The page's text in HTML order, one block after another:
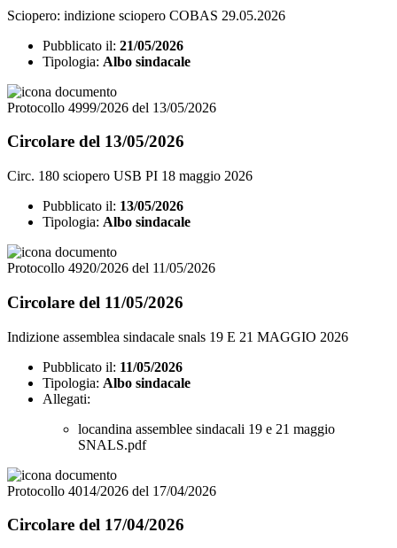
Sciopero: indizione sciopero COBAS 29.05.2026
Pubblicato il: 21/05/2026
Tipologia: Albo sindacale
Protocollo 4999/2026 del 13/05/2026
Circolare del 13/05/2026
Circ. 180 sciopero USB PI 18 maggio 2026
Pubblicato il: 13/05/2026
Tipologia: Albo sindacale
Protocollo 4920/2026 del 11/05/2026
Circolare del 11/05/2026
Indizione assemblea sindacale snals 19 E 21 MAGGIO 2026
Pubblicato il: 11/05/2026
Tipologia: Albo sindacale
Allegati:
locandina assemblee sindacali 19 e 21 maggio
SNALS.pdf
Protocollo 4014/2026 del 17/04/2026
Circolare del 17/04/2026